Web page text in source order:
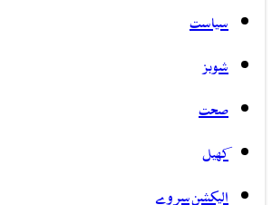
سیاست
شوبز
صحت
کھیل
الیکشن سروے